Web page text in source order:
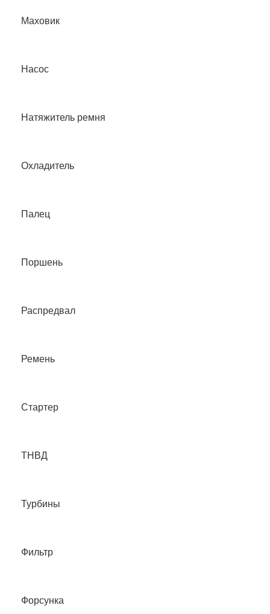
Маховик
Насос
Натяжитель ремня
Охладитель
Палец
Поршень
Распредвал
Ремень
Стартер
ТНВД
Турбины
Фильтр
Форсунка